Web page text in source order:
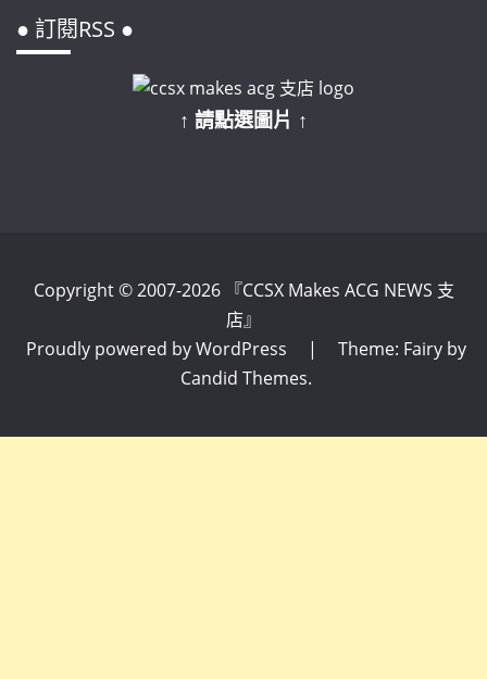
● 訂閱RSS ●
↑ 請點選圖片 ↑
Copyright © 2007-2026 『CCSX Makes ACG NEWS 支
店』
Proudly powered by WordPress
|
Theme: Fairy by
Candid Themes.